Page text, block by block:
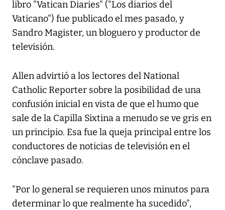
libro "Vatican Diaries" ("Los diarios del
Vaticano") fue publicado el mes pasado, y
Sandro Magister, un bloguero y productor de
televisión.
Allen advirtió a los lectores del National
Catholic Reporter sobre la posibilidad de una
confusión inicial en vista de que el humo que
sale de la Capilla Sixtina a menudo se ve gris en
un principio. Esa fue la queja principal entre los
conductores de noticias de televisión en el
cónclave pasado.
"Por lo general se requieren unos minutos para
determinar lo que realmente ha sucedido",